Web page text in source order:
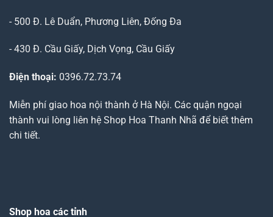
- 500 Đ. Lê Duẩn, Phương Liên, Đống Đa
- 430 Đ. Cầu Giấy, Dịch Vọng, Cầu Giấy
Điện thoại: 0396.72.73.74
Miễn phí giao hoa nội thành ở Hà Nội. Các quận ngoại
thành vui lòng liên hệ Shop Hoa Thanh Nhã để biết thêm
chi tiết.
Shop hoa các tỉnh